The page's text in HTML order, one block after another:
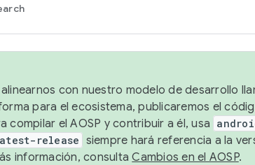
con nuestro modelo de desarrollo
para el ecosistema, publicaremos el
compilar el AOSP y contribuir a él, usa
release siempre hará referencia a la
información, consultaCambios en el AOSP.